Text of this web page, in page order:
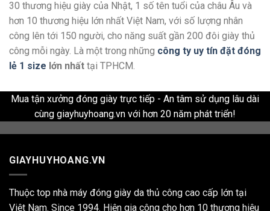
30 thương hiệu giày của Nhật, 1 số tên tuổi của châu Âu và
hơn 10 thương hiệu lớn nhất Việt Nam, với số lượng nhân
công lên tới 150 người, cho năng suất gần 200 đôi giày thủ
công mỗi ngày. Là một trong những công ty uy tín đặt đóng
lẻ 1 size lớn nhất tại TPHCM.
Mua tận xưởng đóng giày trực tiếp - An tâm sử dụng lâu dài
cùng giayhuyhoang.vn với hơn 20 năm phát triển!
GIAYHUYHOANG.VN
Thuộc top nhà máy đóng giày da thủ công cao cấp lớn tại
Việt Nam. Since 1994. Hiện gia công cho hơn 10 thương hiệu